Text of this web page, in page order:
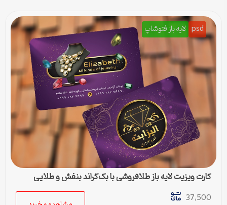
psd لایه باز فتوشاپ
کارت ویزیت لایه باز طلافروشی با بک‌گراند بنفش و طلایی
37,500